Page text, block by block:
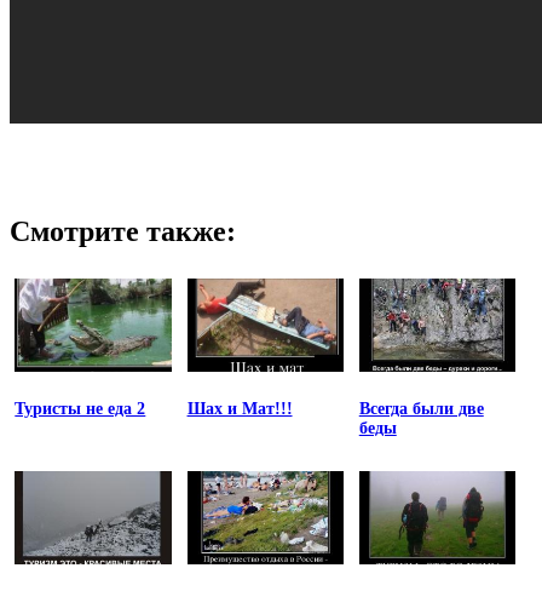
Смотрите также:
Туристы не еда 2 Шах и Мат!!!
Всегда были две
беды